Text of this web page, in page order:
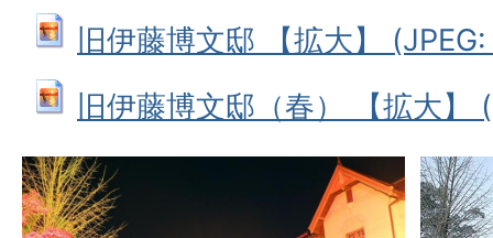
旧伊藤博文邸 【拡大】
旧伊藤博文邸（春） 【拡大】